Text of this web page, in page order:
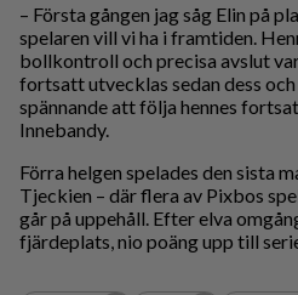
– Första gången jag såg Elin på
spelaren vill vi ha i framtiden.
bollkontroll och precisa avslut
fortsatt utvecklas sedan dess
spännande att följa hennes
Innebandy.
Förra helgen spelades den sista
Tjeckien – där flera av Pixbos
går på uppehåll. Efter elva
fjärdeplats, nio poäng upp till